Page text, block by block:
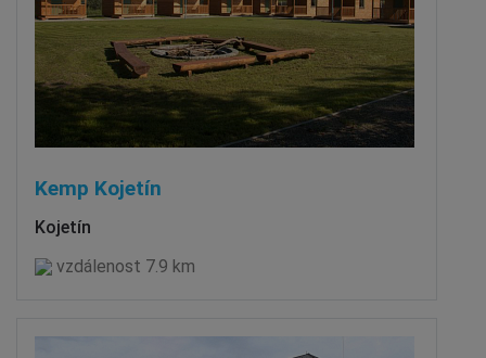
Kemp Kojetín
Kojetín
vzdálenost 7.9 km